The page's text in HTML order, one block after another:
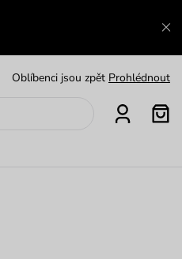
Nech se inspirovat Ukázat